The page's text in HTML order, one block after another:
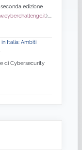
edizione
)....
Italia: Ambiti
di Cybersecurity